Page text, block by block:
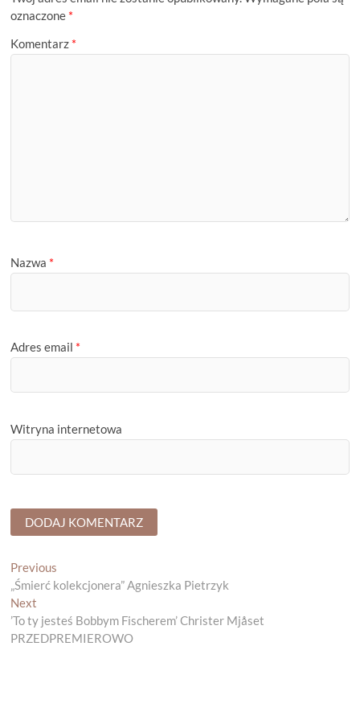
oznaczone *
Komentarz *
Nazwa *
Adres email *
Witryna internetowa
Nawigacja
wpisu
Previous
post:
„Śmierć kolekcjonera” Agnieszka Pietrzyk
Next
post:
’To ty jesteś Bobbym Fischerem’ Christer Mjåset
PRZEDPREMIEROWO